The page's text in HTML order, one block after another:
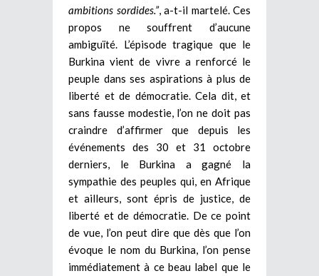
ambitions sordides.”, a-t-il martelé. Ces
propos ne souffrent d’aucune
ambiguïté. L’épisode tragique que le
Burkina vient de vivre a renforcé le
peuple dans ses aspirations à plus de
liberté et de démocratie. Cela dit, et
sans fausse modestie, l’on ne doit pas
craindre d’affirmer que depuis les
événements des 30 et 31 octobre
derniers, le Burkina a gagné la
sympathie des peuples qui, en Afrique
et ailleurs, sont épris de justice, de
liberté et de démocratie. De ce point
de vue, l’on peut dire que dès que l’on
évoque le nom du Burkina, l’on pense
immédiatement à ce beau label que le